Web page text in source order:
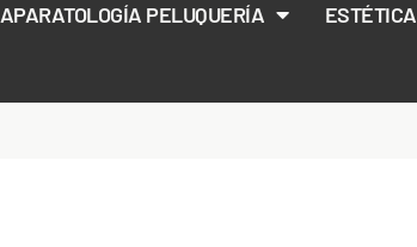
APARATOLOGÍA PELUQUERÍA
ESTÉTICA